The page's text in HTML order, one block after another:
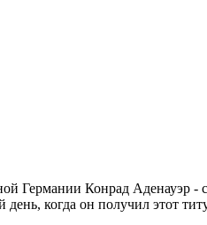
Германии Конрад Аденауэр -
когда он получил этот